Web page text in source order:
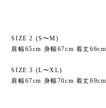
SIZE 2 (S〜M)
肩幅65cm 身幅67cm 着丈
SIZE 3 (L〜XL)
肩幅67cm 身幅70cm 着丈